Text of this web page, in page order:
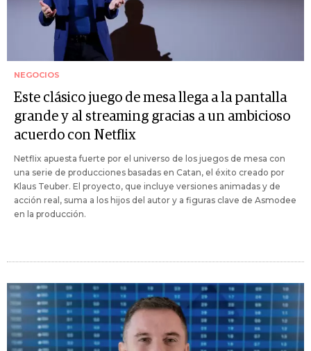
NEGOCIOS
Este clásico juego de mesa llega a la pantalla
grande y al streaming gracias a un ambicioso
acuerdo con Netflix
Netflix apuesta fuerte por el universo de los juegos de mesa con
una serie de producciones basadas en Catan, el éxito creado por
Klaus Teuber. El proyecto, que incluye versiones animadas y de
acción real, suma a los hijos del autor y a figuras clave de Asmodee
en la producción.